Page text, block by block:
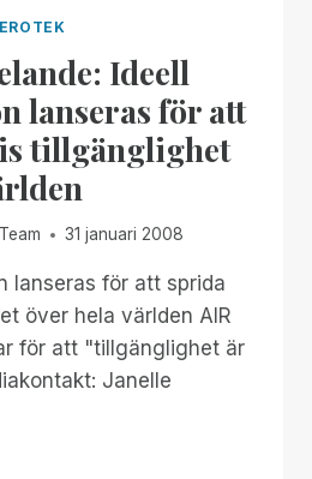
Ideell
lanseras för att
tillgänglighet
31 januari 2008
lanseras för att sprida
över hela världen AIR
för att "tillgänglighet är
Janelle